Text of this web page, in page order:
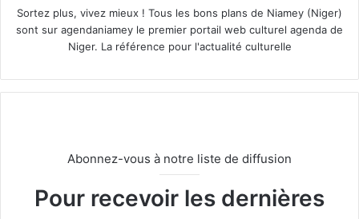
Sortez plus, vivez mieux ! Tous les bons plans de Niamey (Niger)
sont sur agendaniamey le premier portail web culturel agenda de
Niger. La référence pour l'actualité culturelle
Abonnez-vous à notre liste de diffusion
Pour recevoir les dernières